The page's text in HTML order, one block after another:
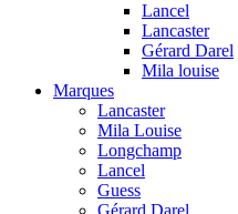
Lancel
Lancaster
Gérard Darel
Mila louise
Marques
Lancaster
Mila Louise
Longchamp
Lancel
Guess
Gérard Darel